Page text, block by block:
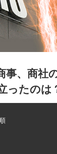
事、商社
ったのは